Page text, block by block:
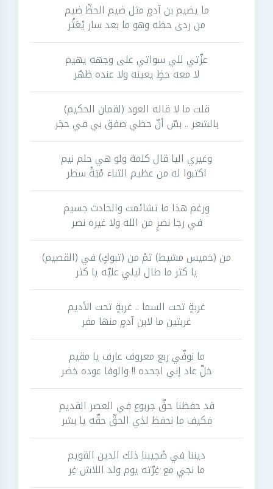
ما يضيم بن آدمٍ مثل ضيم الحظّ ضيم
من ردى حظه وهو ما بعد سار يْعَثُر
عزّتي للي سواتي على وجهه يهيم
لا معه حظٍ يعينه ولا عنده ظهَر
قلت ما لا قاله العود (لقمان الحكيم)
بالشعر .. بسّ أنّ حظي صفق بي في حجَر
وغيري اليا قال كلمة ولو هي حلم نيم
اكتبوا له من عظيم الثناء مْيَةْ سطر
ورغم هذا ما تشائمت والحادث جسيم
في رجا نصرٍ من الله ولا غيره نصر
من (خميس مشيط) ثمْ من (تبوكٍ) في (القصيم)
يا كثر ما طال ليلي عليّه يا كثر
غربةٍ تحت السما .. غربةٍ تحت الأديم
غربتين ما لابن آدمٍ منها مفر
ما نوفّي ربع معروف عارف يا مقيم
خلّ عاد إني اجحده !! والوفا عوده خضر
قد حفظنا حقّ جربوع في العصر القديم
فكيف ما نحفظ لذي الحقّ حقّه يا بشر
ديننا في صْحِيبنا ذلك الدين القويم
ما نجي مع غِرّته يوم ولد اللاش غِر